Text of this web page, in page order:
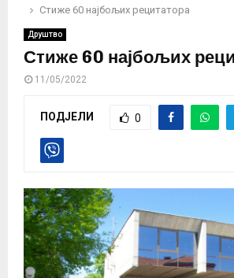
Стиже 60 најбољих рецитатора
Друштво
Стиже 60 најбољих
11/05/2022
ПОДЈЕЛИ 0